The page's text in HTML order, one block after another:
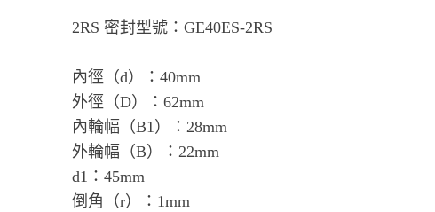
2RS 密封型號：GE40ES-2RS
內徑（d）：40mm
外徑（D）：62mm
內輪幅（B1）：28mm
外輪幅（B）：22mm
d1：45mm
倒角（r）：1mm